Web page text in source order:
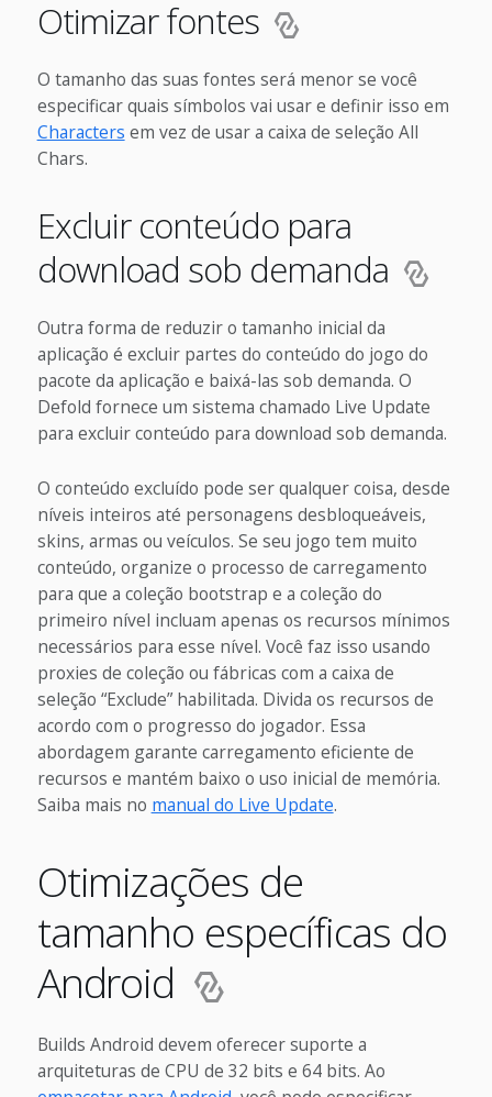
Otimizar fontes
O tamanho das suas fontes será menor se você
especificar quais símbolos vai usar e definir isso em
Characters em vez de usar a caixa de seleção All
Chars.
Excluir conteúdo para
download sob demanda
Outra forma de reduzir o tamanho inicial da
aplicação é excluir partes do conteúdo do jogo do
pacote da aplicação e baixá-las sob demanda. O
Defold fornece um sistema chamado Live Update
para excluir conteúdo para download sob demanda.
O conteúdo excluído pode ser qualquer coisa, desde
níveis inteiros até personagens desbloqueáveis,
skins, armas ou veículos. Se seu jogo tem muito
conteúdo, organize o processo de carregamento
para que a coleção bootstrap e a coleção do
primeiro nível incluam apenas os recursos mínimos
necessários para esse nível. Você faz isso usando
proxies de coleção ou fábricas com a caixa de
seleção “Exclude” habilitada. Divida os recursos de
acordo com o progresso do jogador. Essa
abordagem garante carregamento eficiente de
recursos e mantém baixo o uso inicial de memória.
Saiba mais no manual do Live Update.
Otimizações de
tamanho específicas do
Android
Builds Android devem oferecer suporte a
arquiteturas de CPU de 32 bits e 64 bits. Ao